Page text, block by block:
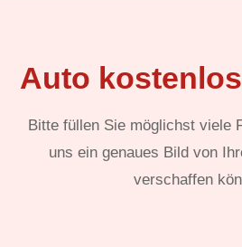
Auto
Bitte füllen Sie möglichst viele
uns ein genaues Bild von
verschaffen